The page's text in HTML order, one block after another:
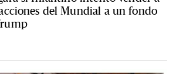
del Mundial a un fondo